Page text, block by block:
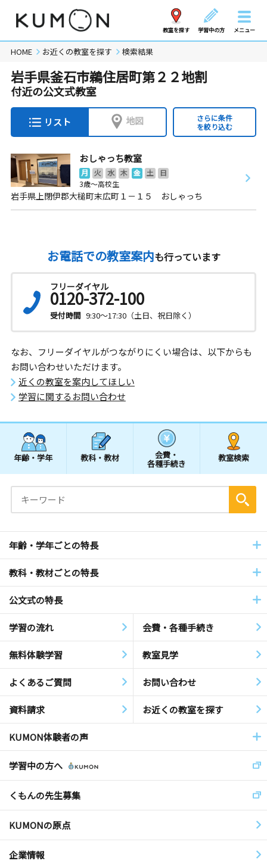
教室を探す 学習中の方 メニュー
HOME お近くの教室を探す 検索結果
岩手県釜石市鵜住居町第２２地割
付近の公文式教室
リスト 地図
さらに条件
を絞り込む
おしゃっち教室
月 火 水 木 金 土
日
3歳～高校生
岩手県上閉伊郡大槌町末広町１－１５ おしゃっち
お電話での教室案内も行っています
フリーダイヤル
0120-372-100
受付時間 9:30～17:30（土日、祝日除く）
なお、フリーダイヤルがつながりにくい場合は、以下からも
お問い合わせいただけます。
近くの教室を案内してほしい
学習に関するお問い合わせ
年齢・学年 教科・教材 会費・
各種手続き
教室検索
年齢・学年ごとの特長
教科・教材ごとの特長
公文式の特長
学習の流れ 会費・各種手続き
無料体験学習 教室見学
よくあるご質問 お問い合わせ
資料請求 お近くの教室を探す
KUMON体験者の声
学習中の方へ
くもんの先生募集
KUMONの原点
企業情報